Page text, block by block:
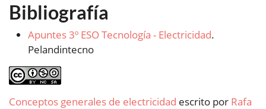
Bibliografía
Apuntes 3º ESO Tecnología - Electricidad.
Pelandintecno
Conceptos generales de electricidad escrito por Rafa